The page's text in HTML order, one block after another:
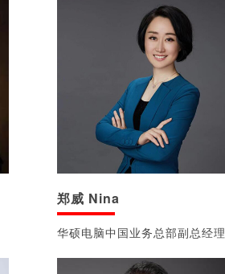
郑威 Nina
华硕电脑中国业务总部副总经理